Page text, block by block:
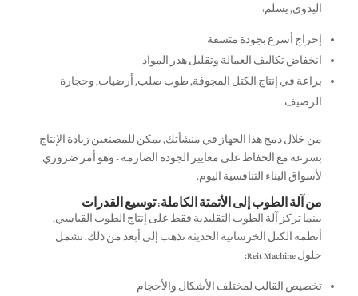
اليدوي, يسلم:
إخراج أسرع بجودة متسقة
انخفاض تكاليف العمالة وتقليل هدر المواد
براعة في إنتاج الكتل المجوفة, طوب صلب, أرضيات, وحجارة
الرصيف
من خلال دمج هذا الجهاز في منشأتك, يمكن للمصنعين زيادة الإنتاج
بسرعة مع الحفاظ على معايير الجودة الصارمة - وهو أمر ضروري
لأسواق البناء التنافسية اليوم.
من آلة الطوب إلى الأتمتة الكاملة: توسيع القدرات
بينما تركز آلة الطوب التقليدية فقط على إنتاج الطوب القياسي,
أنظمة الكتل الخرسانية الحديثة تذهب إلى أبعد من ذلك. تشمل
حلول Reit Machine:
تخصيص القالب لمختلف الأشكال والأحجام